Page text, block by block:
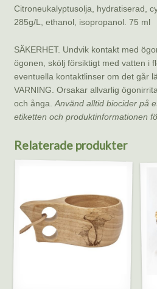
Citroneukalyptusolja, hydratiserad,
285g/L, ethanol, isopropanol. 75 ml
SÄKERHET. Undvik kontakt med
ögonen, skölj försiktigt med vatten i
eventuella kontaktlinser om det går
VARNING. Orsakar allvarlig
och ånga. Använd alltid biocider på
etiketten och produktinformationen
Relaterade produkter